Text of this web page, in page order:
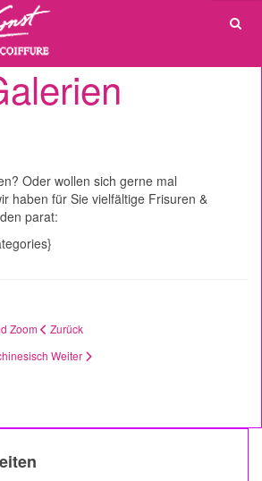
Oder wollen sich gerne mal
haben für Sie vielfältige Frisuren &
parat:
Zoom
Zurück
Weiter